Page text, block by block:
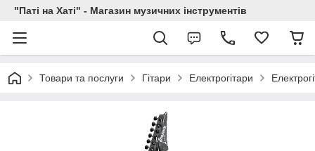
"Паті на Хаті" - Магазин музичних інструментів
Товари та послуги Гітари Електрогітари